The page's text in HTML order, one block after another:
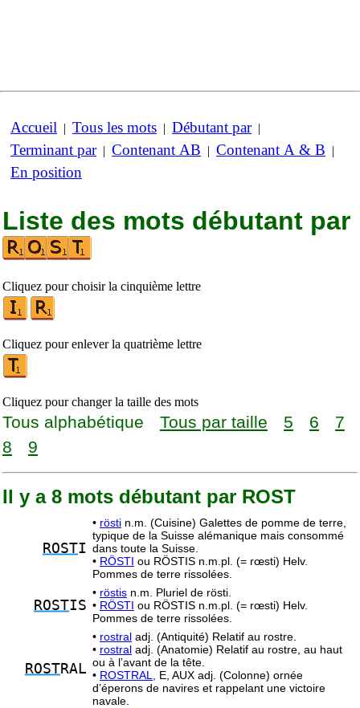
Accueil | Tous les mots | Débutant par|
Terminant par| Contenant AB | Contenant A & B |
En position
Liste des mots débutant par
Cliquez pour choisir la cinquième lettre
Cliquez pour enlever la quatrième lettre
Cliquez pour changer la taille des mots
Tous alphabétique Tous par taille 5 6
7
8
9
Il y a 8 mots débutant par ROST
ROSTI
• rösti n.m. (Cuisine) Galettes de pomme de terre,
typique de la Suisse alémanique mais consommé
dans toute la Suisse.
• RÖSTI ou RÖSTIS n.m.pl. (= rœsti) Helv.
Pommes de terre rissolées.
ROSTIS
• röstis n.m. Pluriel de rösti.
• RÖSTI ou RÖSTIS n.m.pl. (= rœsti) Helv.
Pommes de terre rissolées.
ROSTRAL
• rostral adj. (Antiquité) Relatif au rostre.
• rostral adj. (Anatomie) Relatif au rostre, au haut
ou à l’avant de la tête.
• ROSTRAL,
E, AUX adj. (Colonne) ornée
d’éperons de navires et rappelant une victoire
navale.